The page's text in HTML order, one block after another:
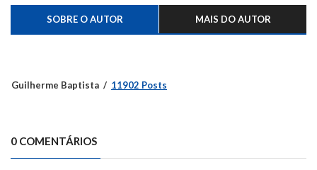
SOBRE O AUTOR MAIS DO AUTOR
Guilherme Baptista 11902 Posts
0 COMENTÁRIOS